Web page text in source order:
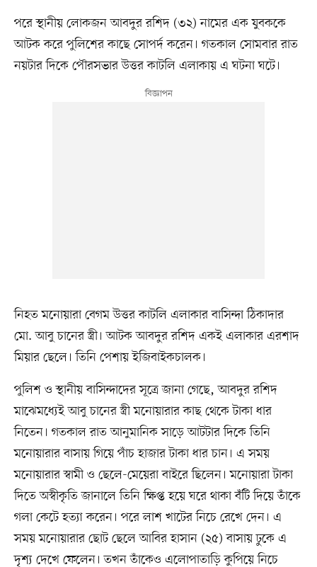
পরে স্থানীয় লোকজন আবদুর রশিদ (৩২) নামের এক যুবককে
আটক করে পুলিশের কাছে সোপর্দ করেন। গতকাল সোমবার রাত
নয়টার দিকে পৌরসভার উত্তর কাটলি এলাকায় এ ঘটনা ঘটে।
নিহত মনোয়ারা বেগম উত্তর কাটলি এলাকার বাসিন্দা ঠিকাদার
মো. আবু চানের স্ত্রী। আটক আবদুর রশিদ একই এলাকার এরশাদ
মিয়ার ছেলে। তিনি পেশায় ইজিবাইকচালক।
পুলিশ ও স্থানীয় বাসিন্দাদের সূত্রে জানা গেছে, আবদুর রশিদ
মাঝেমধ্যেই আবু চানের স্ত্রী মনোয়ারার কাছ থেকে টাকা ধার
নিতেন। গতকাল রাত আনুমানিক সাড়ে আটটার দিকে তিনি
মনোয়ারার বাসায় গিয়ে পাঁচ হাজার টাকা ধার চান। এ সময়
মনোয়ারার স্বামী ও ছেলে-মেয়েরা বাইরে ছিলেন। মনোয়ারা টাকা
দিতে অস্বীকৃতি জানালে তিনি ক্ষিপ্ত হয়ে ঘরে থাকা বঁটি দিয়ে তাঁকে
গলা কেটে হত্যা করেন। পরে লাশ খাটের নিচে রেখে দেন। এ
সময় মনোয়ারার ছোট ছেলে আবির হাসান (২৫) বাসায় ঢুকে এ
দৃশ্য দেখে ফেলেন। তখন তাঁকেও এলোপাতাড়ি কুপিয়ে নিচে